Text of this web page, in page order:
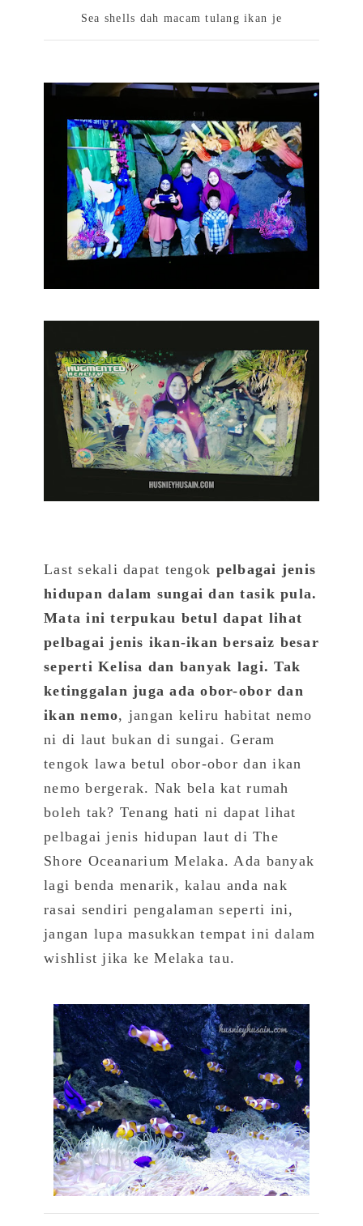
Sea shells dah macam tulang ikan je
Last sekali dapat tengok pelbagai jenis
hidupan dalam sungai dan tasik pula.
Mata ini terpukau betul dapat lihat
pelbagai jenis ikan-ikan bersaiz besar
seperti Kelisa dan banyak lagi. Tak
ketinggalan juga ada obor-obor dan
ikan nemo, jangan keliru habitat nemo
ni di laut bukan di sungai. Geram
tengok lawa betul obor-obor dan ikan
nemo bergerak. Nak bela kat rumah
boleh tak? Tenang hati ni dapat lihat
pelbagai jenis hidupan laut di The
Shore Oceanarium Melaka. Ada banyak
lagi benda menarik, kalau anda nak
rasai sendiri pengalaman seperti ini,
jangan lupa masukkan tempat ini dalam
wishlist jika ke Melaka tau.